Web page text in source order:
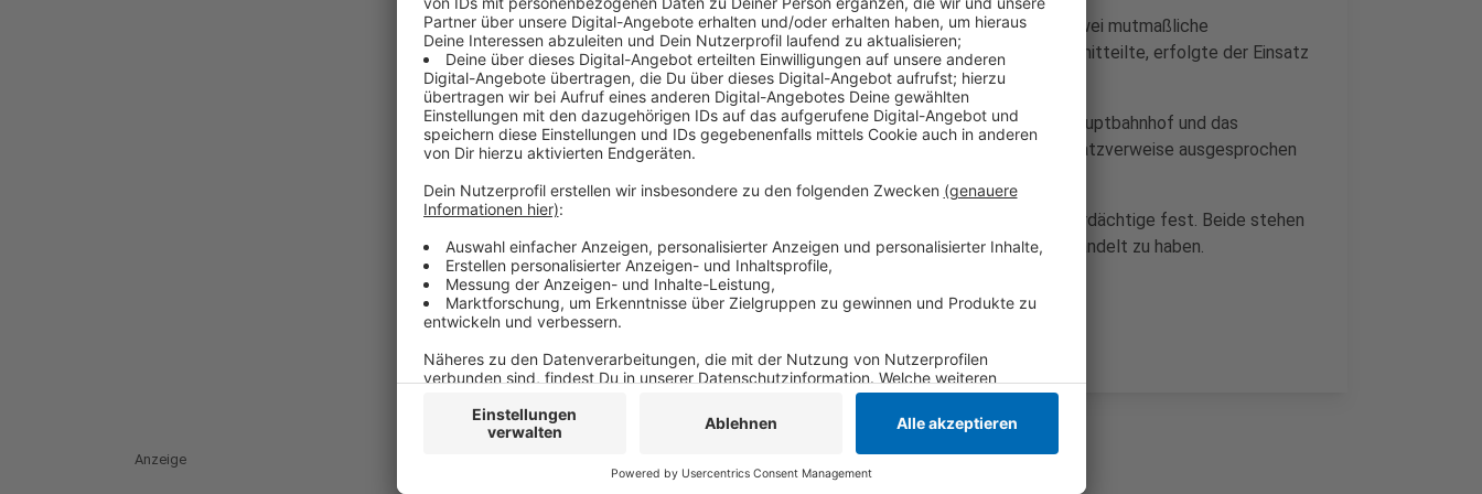
Zivilfahnder der Polizei Krefeld haben bei einem Sondereinsatz zwei mutmaßliche
Drogenhändler in der Innenstadt festgenommen. Wie die Polizei mitteilte, erfolgte der Einsatz
bereits am vergangenen Freitag.
Im Rahmen der Aktion kontrollierten die Beamten rund um den Hauptbahnhof und das
Hansacentrum insgesamt acht Personen. Dabei wurden sechs Platzverweise ausgesprochen
Am Schinkenplatz nahmen die Zivilfahnder schließlich zwei Tatverdächtige fest. Beide stehen
im Verdacht, mit Betäubungsmitteln in nicht geringer Menge gehandelt zu haben.
Anzeige
Anzeige